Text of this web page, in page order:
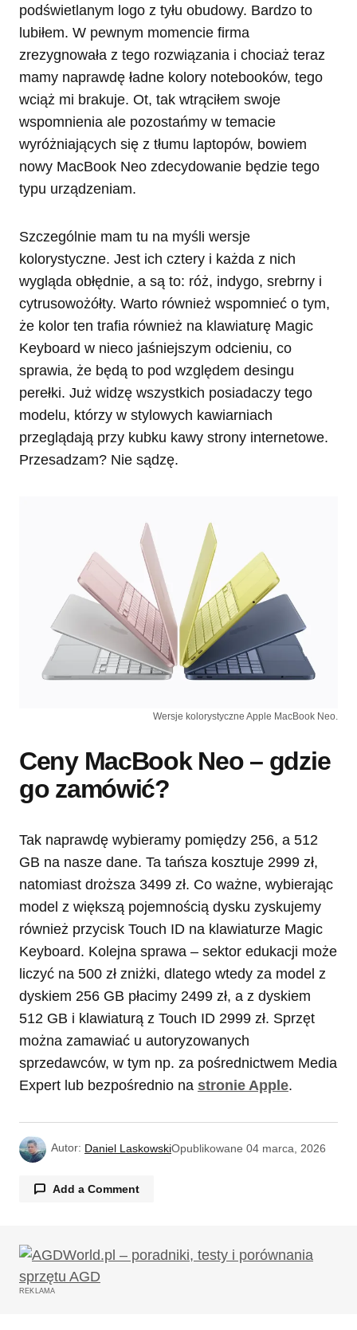
podświetlanym logo z tyłu obudowy. Bardzo to
lubiłem. W pewnym momencie firma
zrezygnowała z tego rozwiązania i chociaż teraz
mamy naprawdę ładne kolory notebooków, tego
wciąż mi brakuje. Ot, tak wtrąciłem swoje
wspomnienia ale pozostańmy w temacie
wyróżniających się z tłumu laptopów, bowiem
nowy MacBook Neo zdecydowanie będzie tego
typu urządzeniam.
Szczególnie mam tu na myśli wersje
kolorystyczne. Jest ich cztery i każda z nich
wygląda obłędnie, a są to: róż, indygo, srebrny i
cytrusowożółty. Warto również wspomnieć o tym,
że kolor ten trafia również na klawiaturę Magic
Keyboard w nieco jaśniejszym odcieniu, co
sprawia, że będą to pod względem desingu
perełki. Już widzę wszystkich posiadaczy tego
modelu, którzy w stylowych kawiarniach
przeglądają przy kubku kawy strony internetowe.
Przesadzam? Nie sądzę.
Wersje kolorystyczne Apple MacBook Neo.
Ceny MacBook Neo – gdzie
go zamówić?
Tak naprawdę wybieramy pomiędzy 256, a 512
GB na nasze dane. Ta tańsza kosztuje 2999 zł,
natomiast droższa 3499 zł. Co ważne, wybierając
model z większą pojemnością dysku zyskujemy
również przycisk Touch ID na klawiaturze Magic
Keyboard. Kolejna sprawa – sektor edukacji może
liczyć na 500 zł zniżki, dlatego wtedy za model z
dyskiem 256 GB płacimy 2499 zł, a z dyskiem
512 GB i klawiaturą z Touch ID 2999 zł. Sprzęt
można zamawiać u autoryzowanych
sprzedawców, w tym np. za pośrednictwem Media
Expert lub bezpośrednio na stronie Apple.
Autor: Daniel LaskowskiOpublikowane 04 marca, 2026
Add a Comment
Twój adres email nie zostanie opublikowany.
Wymagane pola są oznaczone
REKLAMA